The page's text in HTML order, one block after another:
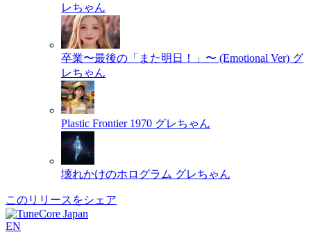
レちゃん
卒業〜最後の「また明日！」〜 (Emotional Ver) グ
レちゃん
Plastic Frontier 1970 グレちゃん
壊れかけのホログラム グレちゃん
このリリースをシェア
EN